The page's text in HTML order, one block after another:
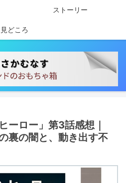
ストーリー
見どころ
ーロー」第3話感想｜
裏の闇と、動き出す不